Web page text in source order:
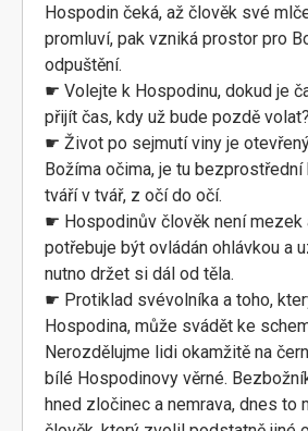
Hospodin čeká, až člověk své
promluví, pak vzniká prostor pro
odpuštění.
☛ Volejte k Hospodinu, dokud je
přijít čas, kdy už bude pozdě
☛ Život po sejmutí viny je
Božíma očima, je tu bezprostřední
tváří v tvář, z očí do očí.
☛ Hospodinův člověk není mezek
potřebuje být ovládán ohlávkou a
nutno držet si dál od těla.
☛ Protiklad svévolníka a toho,
Hospodina, může svádět ke
Nerozdělujme lidi okamžitě na
bílé Hospodinovy věrné.
hned zločinec a nemrava, dnes to